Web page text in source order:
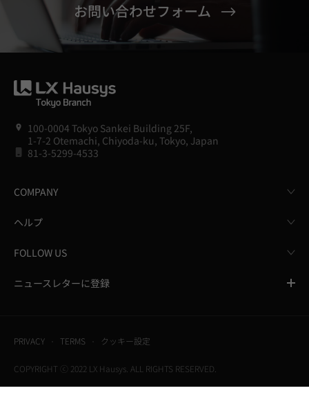
お問い合わせフォーム
100-0004 Tokyo Sankei Building 25F,
1-7-2 Otemachi, Chiyoda-ku, Tokyo, Japan
81-3-5299-4533
COMPANY
ヘルプ
FOLLOW US
ニュースレターに登録
PRIVACY TERMS クッキー設定
COPYRIGHT ⓒ 2022 LX Hausys. ALL RIGHTS RESERVED.